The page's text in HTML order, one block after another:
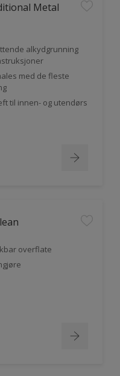
Metal
alkydgrunning
med de fleste
til innen- og utendørs
overflate